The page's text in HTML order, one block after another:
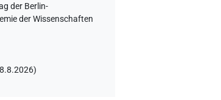
der Berlin-
der Wissenschaften
8.8.2026)